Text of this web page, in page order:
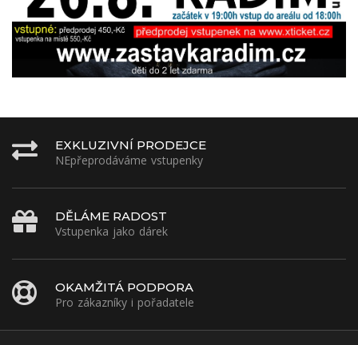
EXKLUZIVNÍ PRODEJCE
NEpřeprodáváme vstupenky
DĚLÁME RADOST
Vstupenka jako dárek
OKAMŽITÁ PODPORA
Pro zákazníky i pořadatele